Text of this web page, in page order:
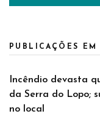
PUBLICAÇÕES EM
Incêndio devasta
da Serra do Lopo;
no local